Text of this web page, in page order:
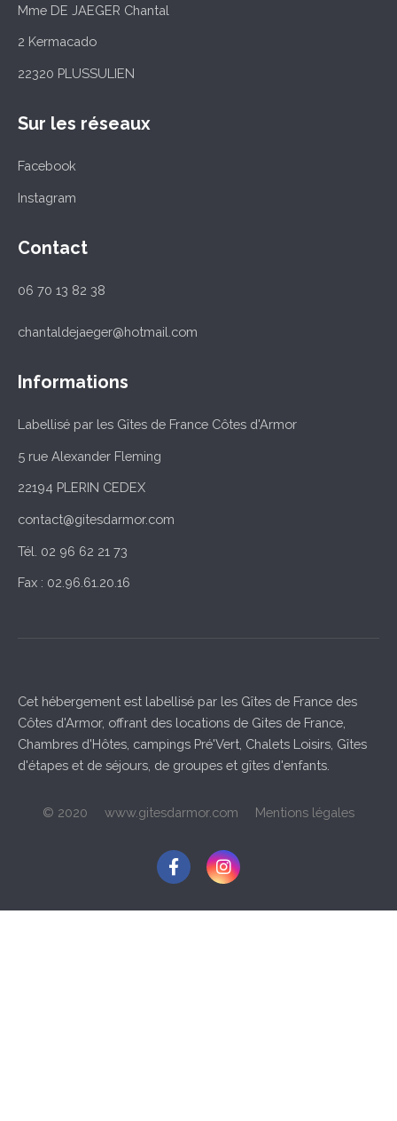
Mme DE JAEGER Chantal
2 Kermacado
22320 PLUSSULIEN
Sur les réseaux
Facebook
Instagram
Contact
06 70 13 82 38
chantaldejaeger@hotmail.com
Informations
Labellisé par les Gîtes de France Côtes d'Armor
5 rue Alexander Fleming
22194 PLERIN CEDEX
contact@gitesdarmor.com
Tél. 02 96 62 21 73
Fax : 02.96.61.20.16
Cet hébergement est labellisé par les Gîtes de France des
Côtes d'Armor, offrant des locations de Gites de France,
Chambres d'Hôtes, campings Pré'Vert, Chalets Loisirs, Gîtes
d'étapes et de séjours, de groupes et gîtes d'enfants.
© 2020 www.gitesdarmor.com Mentions légales